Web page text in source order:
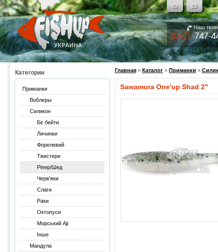
Наш
Категории
Приманки
Воблеры
Силикон
Біг бейти
Личинки
Форелевий
Твистери
Ріпер/Шед
Черв'яки
Слаги
Раки
Октопуси
Морський Aji
Інше
Мандула
Главная » Каталог » Приманки »
Sawamura One'up Shad 2"